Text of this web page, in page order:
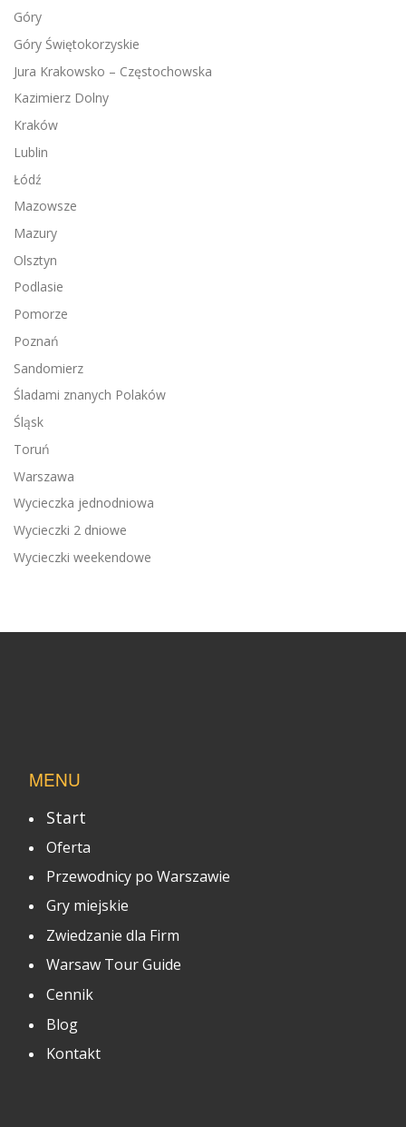
Góry
Góry Świętokorzyskie
Jura Krakowsko – Częstochowska
Kazimierz Dolny
Kraków
Lublin
Łódź
Mazowsze
Mazury
Olsztyn
Podlasie
Pomorze
Poznań
Sandomierz
Śladami znanych Polaków
Śląsk
Toruń
Warszawa
Wycieczka jednodniowa
Wycieczki 2 dniowe
Wycieczki weekendowe
MENU
Start
Oferta
Przewodnicy po Warszawie
Gry miejskie
Zwiedzanie dla Firm
Warsaw Tour Guide
Cennik
Blog
Kontakt